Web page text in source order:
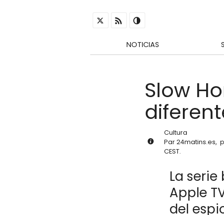
NOTICIAS
Slow
Cultura
Par24matins.es,
CEST.
La
Apple
del